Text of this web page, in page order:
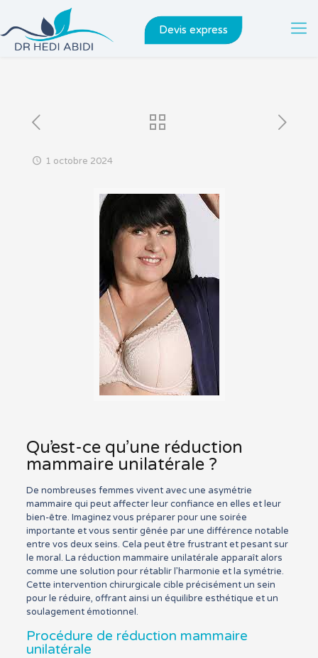
Devis express
1 octobre 2024
Qu’est-ce qu’une réduction
mammaire unilatérale ?
De nombreuses femmes vivent avec une asymétrie
mammaire qui peut affecter leur confiance en elles et leur
bien-être. Imaginez vous préparer pour une soirée
importante et vous sentir gênée par une différence notable
entre vos deux seins. Cela peut être frustrant et pesant sur
le moral. La réduction mammaire unilatérale apparaît alors
comme une solution pour rétablir l’harmonie et la symétrie.
Cette intervention chirurgicale cible précisément un sein
pour le réduire, offrant ainsi un équilibre esthétique et un
soulagement émotionnel.
Procédure de réduction mammaire
unilatérale